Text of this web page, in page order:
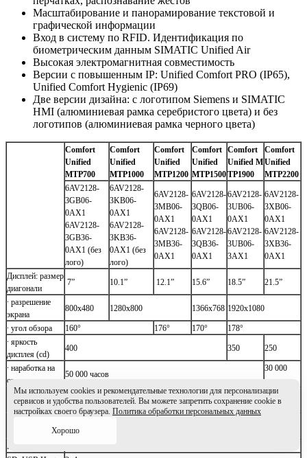
Масштабирование и панорамирование текстовой и
графической информации
Вход в систему по RFID. Идентификация по
биометрическим данным SIMATIC Unified Air
Высокая электромагнитная совместимость
Версии с повышенным IP: Unified Comfort PRO (IP65),
Unified Comfort Hygienic (IP69)
Две версии дизайна: с логотипом Siemens и SIMATIC
HMI (алюминиевая рамка серебристого цвета) и без
логотипов (алюминиевая рамка черного цвета)
Comfort
Unified
MTP700
Comfort
Unified
MTP1000
Comfort
Unified
MTP1200
Comfort
Unified
MTP1500
Comfort
Unified M
TP1900
Comfort
Unified
MTP2200
6AV2128-
3GB06-
0AX1
6AV2128-
3GB36-
0AX1 (без
лого)
6AV2128-
3KB06-
0AX1
6AV2128-
3KB36-
0AX1 (без
лого)
6AV2128-
3MB06-
0AX1
6AV2128-
3MB36-
0AX1
6AV2128-
3QB06-
0AX1
6AV2128-
3QB36-
0AX1
6AV2128-
3UB06-
0AX1
6AV2128-
3UB06-
3AX1
6AV2128-
3XB06-
0AX1
6AV2128-
3XB36-
0AX1
Дисплей: размер
диагонали
7” 10.1” 12.1” 15.6” 18.5” 21.5”
∙ разрешение
экрана
800x480 1280х800 1366х768 1920x1080
∙ угол обзора 160° 176° 170°
178°
∙ яркость
дисплея (cd)
400 350 250
∙ наработка на
отказ
50 000 часов
30 000
Интерфейс
Ethernet (RJ45)
2 (PN, встроенный коммутатор) + 1 Гбит Ethernet
Протоколы
Мы используем cookies и рекомендательные технологии для персонализации
сервисов и удобства пользователей. Вы можете запретить сохранение cookie в
настройках своего браузера. Политика обработки персональных данных
Хорошо